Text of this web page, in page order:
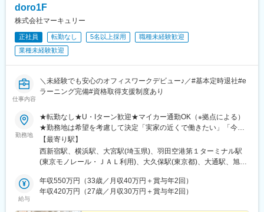
田駅、白山駅(新潟県)、新津駅、燕三条駅、東三条駅、篠ノ井駅、
松本駅、上諏訪駅、富山駅、高岡駅、新高岡駅、魚津駅、福井城
址大名町駅、水居駅、丸岡駅、岐阜駅、高山駅、名鉄岐阜駅、大
垣駅、津駅、近鉄四日市駅、津新町駅、鈴鹿市駅、播磨駅、草津
駅(滋賀県)、大津駅、南草津駅、彦根駅、長浜駅、西梅田駅、梅田
駅(地下鉄)、布施駅、堺市駅、ハーバーランド駅、三ノ宮駅、西宮
木駅、和歌山駅、和歌山市駅、後藤駅、弓ケ浜駅、鳥取駅、松江
駅、出雲市駅、山口駅(山口県)、下関駅、徳島駅、佐古駅、阿南
博多駅、天神駅、小倉駅(福岡県)、久留米駅、原田駅(福岡県)、行
橋駅、南行橋駅、長崎駅(長崎県)、長崎駅前駅、大分駅、賀来駅、
西大分駅、熊本駅、南宮崎駅、都城駅、鹿児島駅、谷山駅(鹿児島
市電)、那覇空港駅(鉄道)、県庁前駅(沖縄県)、おもろまち駅、都庁
前駅、神奈川駅、羽田空港第１・第２ターミナル駅(京急)、新大久
保駅、さっぽろ駅、広瀬通駅、宇都宮駅東口駅、金沢駅、市役所
前駅(長野県)、桜橋駅(富山県)、東梅田駅、なんば駅(地下鉄)、岡
山駅前駅、市役所前駅(愛媛県)、片原町駅(香川県)、熊本城・市役
所前駅、新宿御苑前駅、要町駅、京王八王子駅、立川南駅、平沼
doro1F
株式会社マーキュリー
正社員 転勤なし 5名以上採用
職種未経験歓迎
業種未経験歓迎
仕事内容
＼未経験でも安心のオフィスワークデビュー♪／#基本定時退社#e
ラーニング完備#資格取得支援制度あり
勤務地
★転勤なし★U・Iターン歓迎★マイカー通勤OK（※拠点による）
★勤務地は希望を考慮して決定「実家の近くで働きたい」「今の
生活圏を変えたくない」そんな希望も相談OKです。地元に戻って
の就職・転職も応援します！生活スタイルが変わって、勤務エリ
アを変えたいという相談も可能です！■北海道・東北：北海道・青
南関東：東京・神奈川・埼玉・千葉■中部：岐阜・愛知・静岡・石
川・新潟・長野・富山・福井・三重■近畿：滋賀・大阪・兵庫・奈
【最寄り駅】
西新宿駅、横浜駅、大宮駅(埼玉県)、羽田空港第１ターミナル駅
(東京モノレール・ＪＡＬ利用)、大久保駅(東京都)、大通駅、旭川
亀島駅、新浜松駅、新潟駅、新静岡駅、三島広小路駅、北鉄金沢
駅、長野駅、電気ビル前駅、福井駅、北新地駅、姫路駅、なんば
給与
年収550万円（33歳／月収40万円＋賞与年2回）
年収420万円（27歳／月収30万円＋賞与年2回）